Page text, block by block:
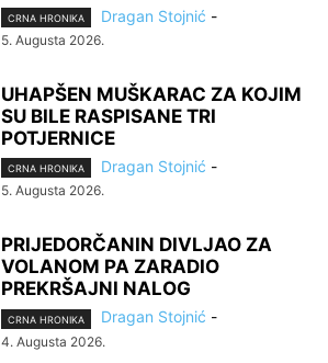
CRNA HRONIKA Dragan Stojnić -
5. Augusta 2026.
UHAPŠEN MUŠKARAC ZA KOJIM
SU BILE RASPISANE TRI
POTJERNICE
CRNA HRONIKA Dragan Stojnić -
5. Augusta 2026.
PRIJEDORČANIN DIVLJAO ZA
VOLANOM PA ZARADIO
PREKRŠAJNI NALOG
CRNA HRONIKA Dragan Stojnić -
4. Augusta 2026.